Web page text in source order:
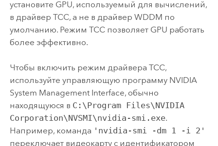
установите GPU, используемый для вычислений,
в драйвер TCC, а не в драйвер WDDM по
умолчанию. Режим TCC позволяет GPU работать
более эффективно.
Чтобы включить режим драйвера TCC,
используйте управляющую программу NVIDIA
System Management Interface, обычно
находящуюся в C:\Program Files\NVIDIA
Corporation\NVSMI\nvidia-smi.exe.
Например, команда 'nvidia-smi -dm 1 -i 2'
переключает видеокарту с идентификатором